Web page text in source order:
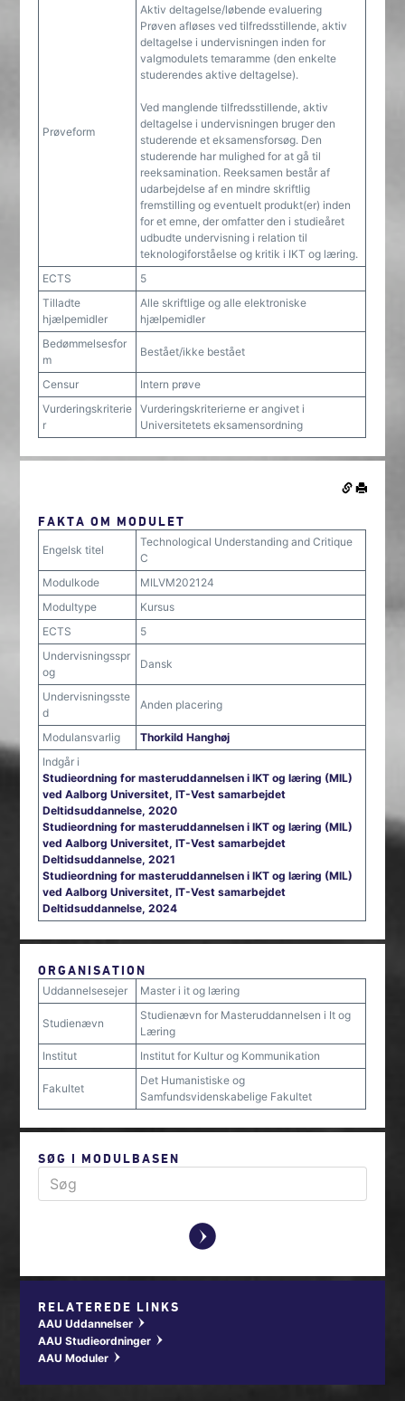
Prøveform
Aktiv deltagelse/løbende evaluering
Prøven afløses ved tilfredsstillende, aktiv
deltagelse i undervisningen inden for
valgmodulets temaramme (den enkelte
studerendes aktive deltagelse).
Ved manglende tilfredsstillende, aktiv
deltagelse i undervisningen bruger den
studerende et eksamensforsøg. Den
studerende har mulighed for at gå til
reeksamination. Reeksamen består af
udarbejdelse af en mindre skriftlig
fremstilling og eventuelt produkt(er) inden
for et emne, der omfatter den i studieåret
udbudte undervisning i relation til
teknologiforståelse og kritik i IKT og læring.
ECTS
5
Tilladte
hjælpemidler
Alle skriftlige og alle elektroniske
hjælpemidler
Bedømmelsesfor
m
Bestået/ikke bestået
Censur
Intern prøve
Vurderingskriterie
r
Vurderingskriterierne er angivet i
Universitetets eksamensordning
FAKTA OM MODULET
Engelsk titel
Technological Understanding and Critique
C
Modulkode
MILVM202124
Modultype
Kursus
ECTS
5
Undervisningsspr
og
Dansk
Undervisningsste
d
Anden placering
Modulansvarlig
Thorkild Hanghøj
Indgår i
Studieordning for masteruddannelsen i IKT og læring (MIL)
ved Aalborg Universitet, IT-Vest samarbejdet
Deltidsuddannelse, 2020
Studieordning for masteruddannelsen i IKT og læring (MIL)
ved Aalborg Universitet, IT-Vest samarbejdet
Deltidsuddannelse, 2021
Studieordning for masteruddannelsen i IKT og læring (MIL)
ved Aalborg Universitet, IT-Vest samarbejdet
Deltidsuddannelse, 2024
ORGANISATION
Uddannelsesejer Master i it og læring
Studienævn
Studienævn for Masteruddannelsen i It og
Læring
Institut
Institut for Kultur og Kommunikation
Fakultet
Det Humanistiske og
Samfundsvidenskabelige Fakultet
SØG I MODULBASEN
y
RELATEREDE LINKS
AAU Uddannelser w
AAU Studieordninger w
AAU Moduler w